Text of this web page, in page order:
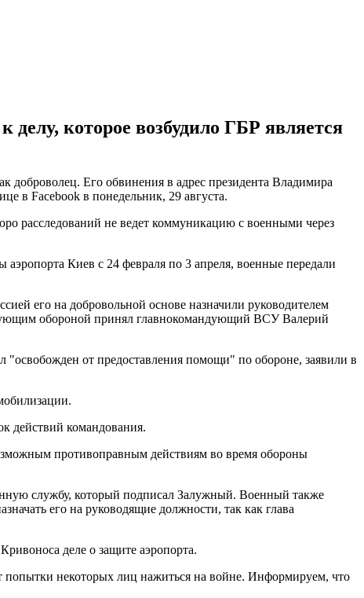
которое возбудило ГБР является
доброволец. Его обвинения в адрес президента Владимира
в Facebook в понедельник, 29 августа.
расследований не ведет коммуникацию с военными через
Киев с 24 февраля по 3 апреля, военные передали
его на добровольной основе назначили руководителем
обороной принял главнокомандующий ВСУ Валерий
от предоставления помощи" по обороне, заявили в
действий командования.
противоправным действиям во время обороны
службу, который подписал Залужный. Военный также
его на руководящие должности, так как глава
деле о защите аэропорта.
попытки некоторых лиц нажиться на войне. Информируем, что